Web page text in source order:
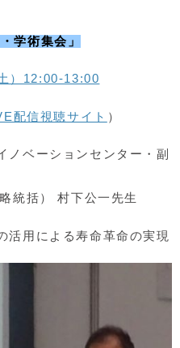
学術集会」
）12:00-13:00
配信視聴サイト ）
ベーションセンター・副
） 村下公一先生
用による寿命革命の実現